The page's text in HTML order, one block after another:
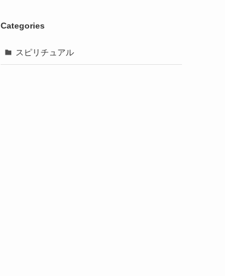
Categories
スピリチュアル